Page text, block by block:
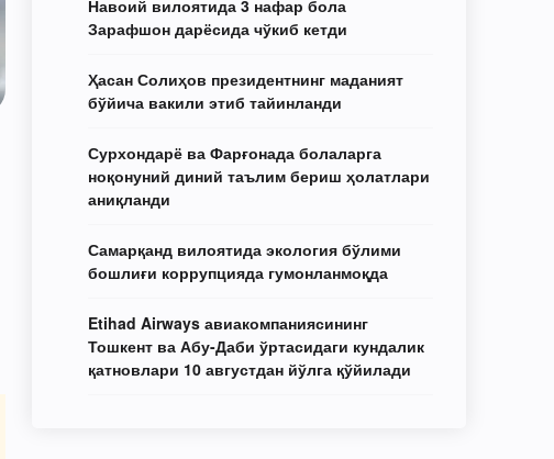
Навоий вилоятида 3 нафар бола
Зарафшон дарёсида чўкиб кетди
Ҳасан Солиҳов президентнинг маданият
бўйича вакили этиб тайинланди
Сурхондарё ва Фарғонада болаларга
ноқонуний диний таълим бериш ҳолатлари
аниқланди
Самарқанд вилоятида экология бўлими
бошлиғи коррупцияда гумонланмоқда
Etihad Airways авиакомпаниясининг
Тошкент ва Абу-Даби ўртасидаги кундалик
қатновлари 10 августдан йўлга қўйилади